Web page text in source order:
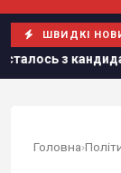
ШВИДКІ
України
Головна›